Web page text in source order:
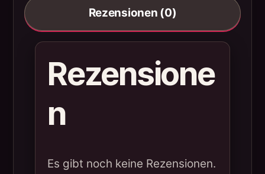
Rezensionen (0)
Rezensione
n
Es gibt noch keine Rezensionen.